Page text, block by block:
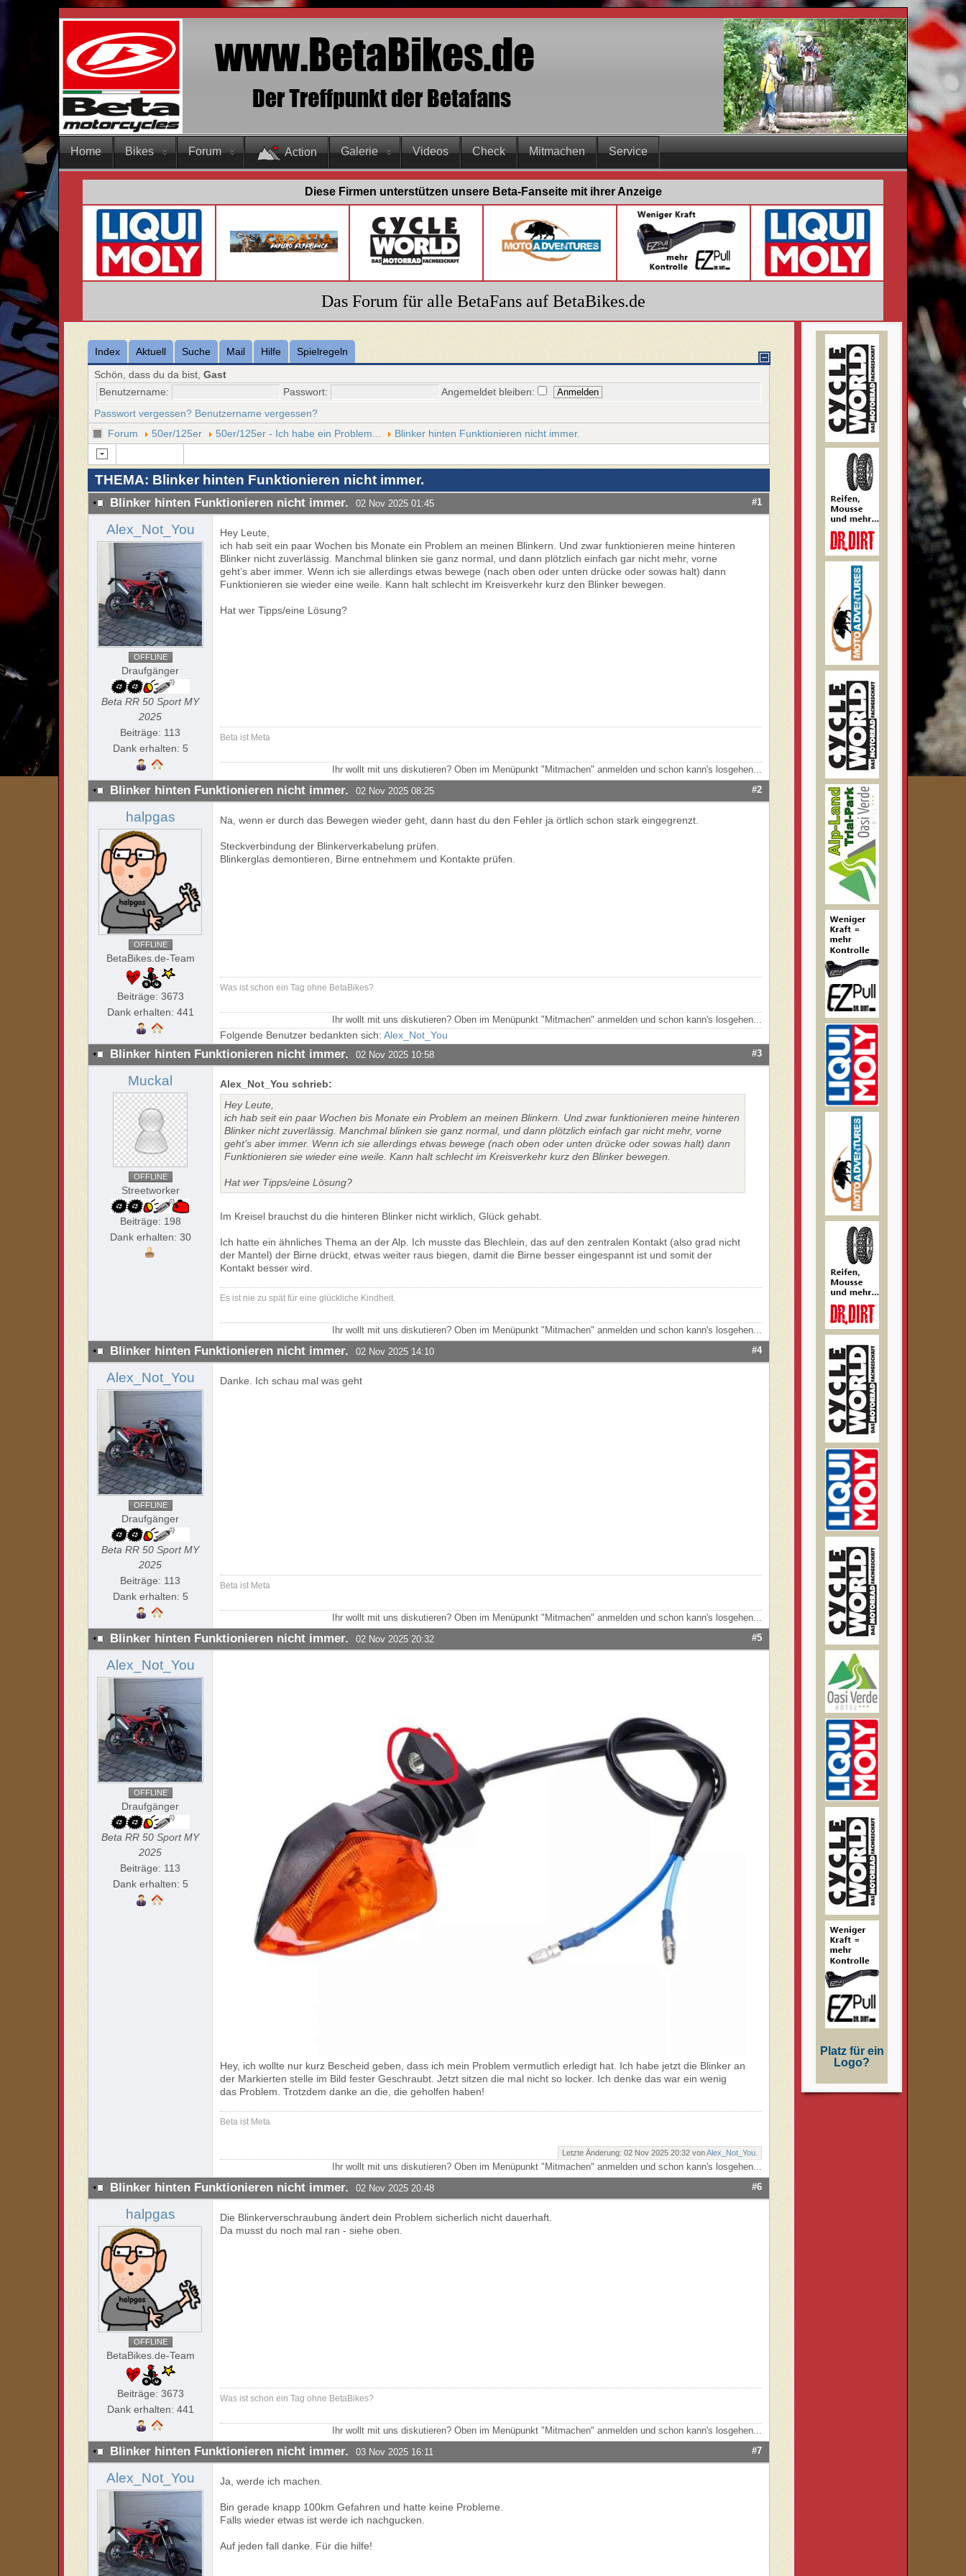
Home Bikes Forum Action Galerie Videos Check Mitmachen Service
Diese Firmen unterstützen unsere Beta-Fanseite mit ihrer Anzeige
Das Forum für alle BetaFans auf BetaBikes.de
Index Aktuell Suche Mail Hilfe
Spielregeln
Schön, dass du da bist,Gast
Benutzername:
Passwort:
Angemeldet bleiben:
Passwort vergessen? Benutzername vergessen?
Forum
50er/125er 50er/125er - Ich habe ein Problem... Blinker hinten Funktionieren nicht immer.
THEMA: Blinker hinten Funktionieren nicht immer.
Blinker hinten Funktionieren nicht immer. 02 Nov 2025 01:45 #1
Alex_Not_You
OFFLINE
Draufgänger
Beta RR 50 Sport MY
2025
Beiträge: 113
Dank erhalten: 5
Hey Leute,
ich hab seit ein paar Wochen bis Monate ein Problem an meinen Blinkern. Und zwar funktionieren meine hinteren
Blinker nicht zuverlässig. Manchmal blinken sie ganz normal, und dann plötzlich einfach gar nicht mehr, vorne
geht’s aber immer. Wenn ich sie allerdings etwas bewege (nach oben oder unten drücke oder sowas halt) dann
Funktionieren sie wieder eine weile. Kann halt schlecht im Kreisverkehr kurz den Blinker bewegen.
Hat wer Tipps/eine Lösung?
Beta ist Meta
Ihr wollt mit uns diskutieren? Oben im Menüpunkt "Mitmachen" anmelden und schon kann's losgehen...
Blinker hinten Funktionieren nicht immer. 02 Nov 2025 08:25 #2
halpgas
OFFLINE
BetaBikes.de-Team
Beiträge: 3673
Dank erhalten: 441
Na, wenn er durch das Bewegen wieder geht, dann hast du den Fehler ja örtlich schon stark eingegrenzt.
Steckverbindung der Blinkerverkabelung prüfen.
Blinkerglas demontieren, Birne entnehmem und Kontakte prüfen.
Was ist schon ein Tag ohne BetaBikes?
Ihr wollt mit uns diskutieren? Oben im Menüpunkt "Mitmachen" anmelden und schon kann's losgehen...
Folgende Benutzer bedankten sich:Alex_Not_You
Blinker hinten Funktionieren nicht immer. 02 Nov 2025 10:58 #3
Muckal
OFFLINE
Streetworker
Beiträge: 198
Dank erhalten: 30
Alex_Not_You schrieb:
Hey Leute,
ich hab seit ein paar Wochen bis Monate ein Problem an meinen Blinkern. Und zwar funktionieren meine hinteren
Blinker nicht zuverlässig. Manchmal blinken sie ganz normal, und dann plötzlich einfach gar nicht mehr, vorne
geht’s aber immer. Wenn ich sie allerdings etwas bewege (nach oben oder unten drücke oder sowas halt) dann
Funktionieren sie wieder eine weile. Kann halt schlecht im Kreisverkehr kurz den Blinker bewegen.
Hat wer Tipps/eine Lösung?
Im Kreisel brauchst du die hinteren Blinker nicht wirklich, Glück gehabt.
Ich hatte ein ähnliches Thema an der Alp. Ich musste das Blechlein, das auf den zentralen Kontakt (also grad nicht
der Mantel) der Birne drückt, etwas weiter raus biegen, damit die Birne besser eingespannt ist und somit der
Kontakt besser wird.
Es ist nie zu spät für eine glückliche Kindheit.
Ihr wollt mit uns diskutieren? Oben im Menüpunkt "Mitmachen" anmelden und schon kann's losgehen...
Blinker hinten Funktionieren nicht immer. 02 Nov 2025 14:10 #4
Alex_Not_You
OFFLINE
Draufgänger
Beta RR 50 Sport MY
2025
Beiträge: 113
Dank erhalten: 5
Danke. Ich schau mal was geht
Beta ist Meta
Ihr wollt mit uns diskutieren? Oben im Menüpunkt "Mitmachen" anmelden und schon kann's losgehen...
Blinker hinten Funktionieren nicht immer. 02 Nov 2025 20:32 #5
Alex_Not_You
OFFLINE
Draufgänger
Beta RR 50 Sport MY
2025
Beiträge: 113
Dank erhalten: 5
Hey, ich wollte nur kurz Bescheid geben, dass ich mein Problem vermutlich erledigt hat. Ich habe jetzt die Blinker an
der Markierten stelle im Bild fester Geschraubt. Jetzt sitzen die mal nicht so locker. Ich denke das war ein wenig
das Problem. Trotzdem danke an die, die geholfen haben!
Beta ist Meta
Letzte Änderung: 02 Nov 2025 20:32 vonAlex_Not_You
Ihr wollt mit uns diskutieren? Oben im Menüpunkt "Mitmachen" anmelden und schon kann's losgehen...
Blinker hinten Funktionieren nicht immer. 02 Nov 2025 20:48 #6
halpgas
OFFLINE
BetaBikes.de-Team
Beiträge: 3673
Dank erhalten: 441
Die Blinkerverschraubung ändert dein Problem sicherlich nicht dauerhaft.
Da musst du noch mal ran - siehe oben.
Was ist schon ein Tag ohne BetaBikes?
Ihr wollt mit uns diskutieren? Oben im Menüpunkt "Mitmachen" anmelden und schon kann's losgehen...
Blinker hinten Funktionieren nicht immer. 03 Nov 2025 16:11 #7
Alex_Not_You Ja, werde ich machen.
Bin gerade knapp 100km Gefahren und hatte keine Probleme.
Falls wieder etwas ist werde ich nachgucken.
Auf jeden fall danke. Für die hilfe!
Platz für ein
Logo?